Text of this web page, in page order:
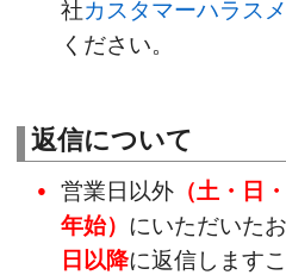
社カスタマーハラス
ください。
返信について
営業日以外 （土・日
年始） にいただいた
日以降に返信します